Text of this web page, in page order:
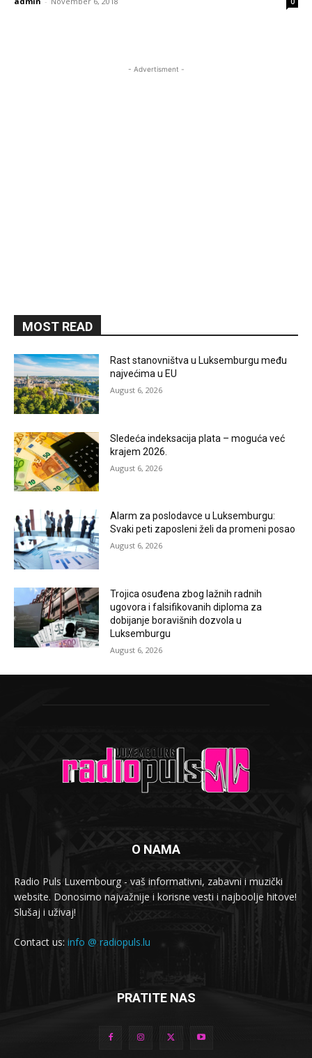
- Advertisment -
MOST READ
Rast stanovništva u Luksemburgu među
najvećima u EU
August 6, 2026
Sledeća indeksacija plata – moguća već
krajem 2026.
August 6, 2026
Alarm za poslodavce u Luksemburgu:
Svaki peti zaposleni želi da promeni posao
August 6, 2026
Trojica osuđena zbog lažnih radnih
ugovora i falsifikovanih diploma za
dobijanje boravišnih dozvola u
Luksemburgu
August 6, 2026
O NAMA
Radio Puls Luxembourg - vaš informativni, zabavni i muzički
website. Donosimo najvažnije i korisne vesti i najboolje hitove!
Slušaj i uživaj!
Contact us: info @ radiopuls.lu
PRATITE NAS